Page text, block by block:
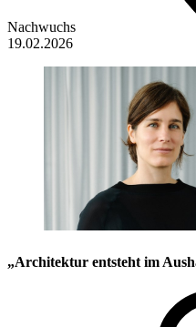
Nachwuchs
19.02.2026
„Architektur entsteht im